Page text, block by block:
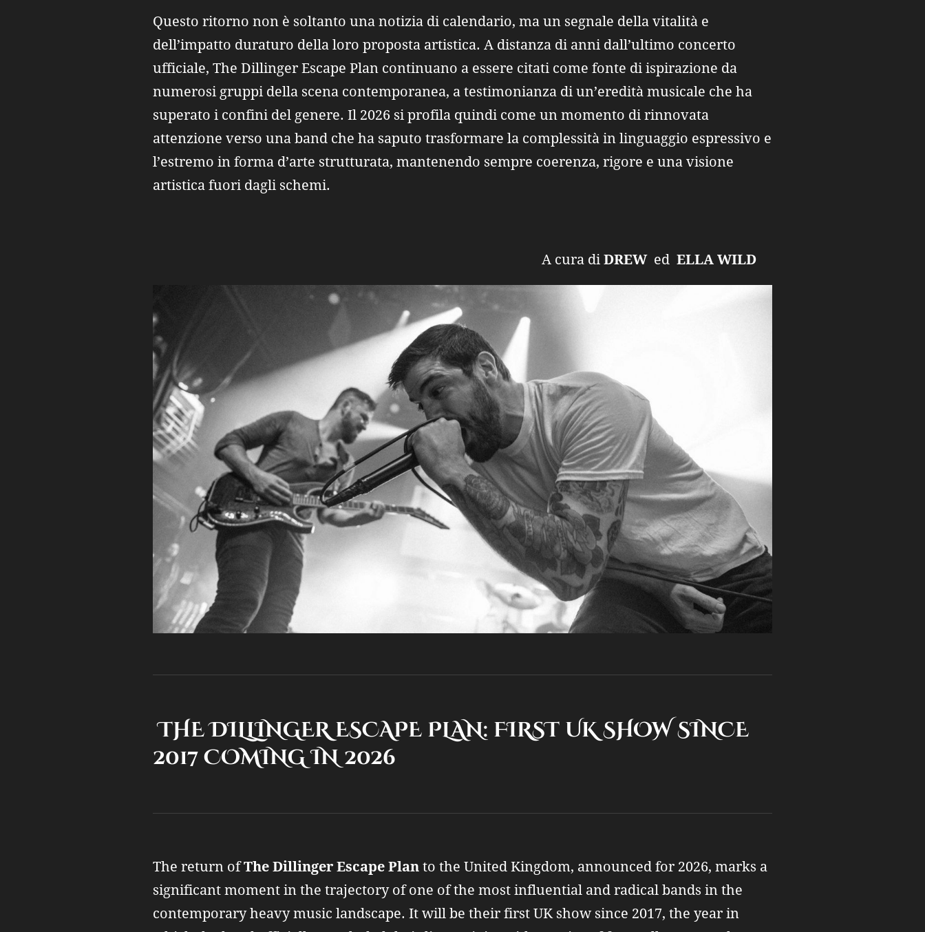
Questo ritorno non è soltanto una notizia di calendario, ma un segnale della vitalità e
dell’impatto duraturo della loro proposta artistica. A distanza di anni dall’ultimo concerto
ufficiale, The Dillinger Escape Plan continuano a essere citati come fonte di ispirazione da
numerosi gruppi della scena contemporanea, a testimonianza di un’eredità musicale che ha
superato i confini del genere. Il 2026 si profila quindi come un momento di rinnovata
attenzione verso una band che ha saputo trasformare la complessità in linguaggio espressivo e
l’estremo in forma d’arte strutturata, mantenendo sempre coerenza, rigore e una visione
artistica fuori dagli schemi.
A cura diDREW ed ELLA WILD
THE DILLINGER ESCAPE PLAN: FIRST UK SHOW SINCE
2017 COMING IN 2026
The return ofThe Dillinger Escape Plan to the United Kingdom, announced for 2026, marks a
significant moment in the trajectory of one of the most influential and radical bands in the
contemporary heavy music landscape. It will be their first UK show since 2017, the year in